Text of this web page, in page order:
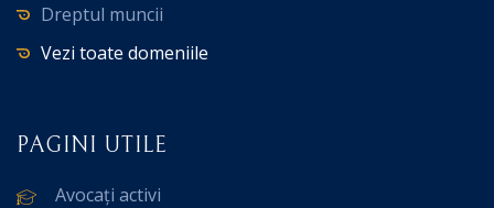
Dreptul muncii
Vezi toate domeniile
PAGINI UTILE
Avocați activi